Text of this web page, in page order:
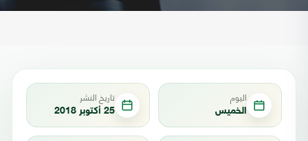
اليوم
الخميس
تاريخ النشر
25 أكتوبر 2018